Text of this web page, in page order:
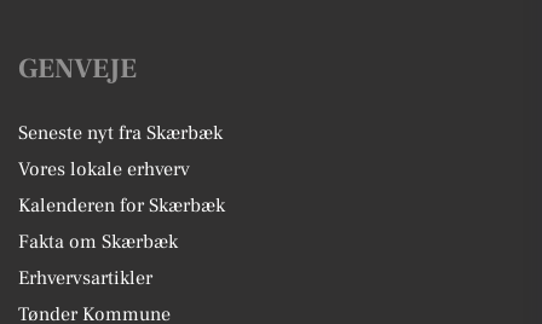
GENVEJE
Seneste nyt fra Skærbæk
Vores lokale erhverv
Kalenderen for Skærbæk
Fakta om Skærbæk
Erhvervsartikler
Tønder Kommune